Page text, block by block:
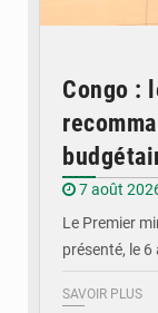
Congo :
7 août
Le Premier
présenté, le
SAVOIR PLUS